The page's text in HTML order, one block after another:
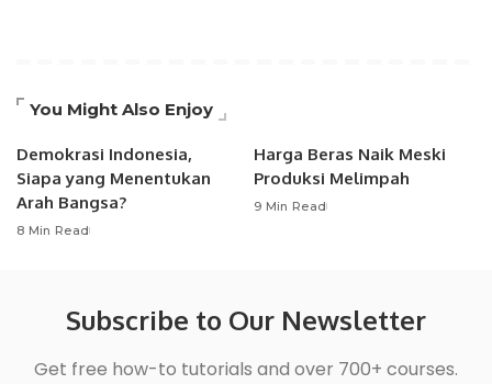
You Might Also Enjoy
Demokrasi Indonesia,
Siapa yang Menentukan
Arah Bangsa?
8 Min Read
Harga Beras Naik Meski
Produksi Melimpah
9 Min Read
Subscribe to Our Newsletter
Get free how-to tutorials and over 700+ courses.